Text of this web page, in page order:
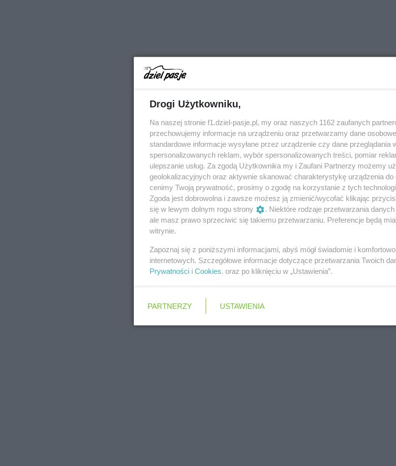
Drogi Użytkowniku,
Na naszej stronie f1.dziel-pasje.pl, my oraz naszych 1162 zaufanych
przechowujemy informacje na urządzeniu oraz przetwarzamy dane
standardowe informacje wysyłane przez urządzenie czy dane przeglądania
spersonalizowanych reklam, wybór spersonalizowanych treści, pomiar
ulepszanie usług. Za zgodą Użytkownika my i Zaufani Partnerzy możemy
geolokalizacyjnych oraz aktywnie skanować charakterystykę urządzenia do
cenimy Twoją prywatność, prosimy o zgodę na korzystanie z tych
Zgoda jest dobrowolna i zawsze możesz ją zmienić/wycofać klikając
się w lewym dolnym rogu strony
. Niektóre rodzaje przetwarzania
ale masz prawo sprzeciwić się takiemu przetwarzaniu. Preferencje będą
witrynie.
Zapoznaj się z poniższymi informacjami, abyś mógł świadomie i
internetowych. Szczegółowe informacje dotyczące przetwarzania Twoich
Prywatności i Cookies. oraz po kliknięciu w „Ustawienia”.
PARTNERZY USTAWIENIA